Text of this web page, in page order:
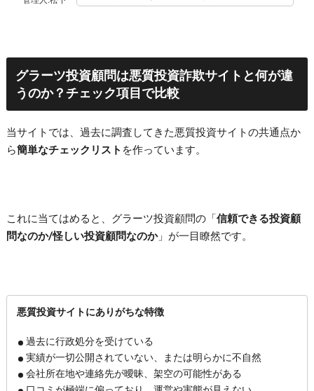
グラーツ投資顧問は悪質投資詐欺サイトと何が違
うのか？チェック項目で比較
当サイトでは、過去に調査してきた悪質投資サイトの共通点か
ら簡単なチェックリスト を作っています。
これに当てはめると、グラーツ投資顧問の「信頼できる投資顧
問なのか/怪しい投資顧問なのか」が一目瞭然です。
悪質投資サイトにありがちな特徴
過去に行政処分を受けている
実績が一切公開されていない、または明らかに不自然
会社所在地や連絡先が曖昧、架空の可能性がある